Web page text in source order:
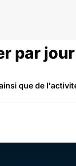
par
que de